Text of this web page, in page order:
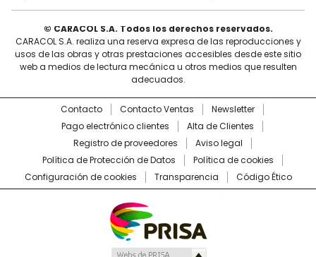
© CARACOL S.A. Todos los derechos reservados.
CARACOL S.A. realiza una reserva expresa de las reproducciones y
usos de las obras y otras prestaciones accesibles desde este sitio
web a medios de lectura mecánica u otros medios que resulten
adecuados.
Contacto Contacto Ventas
Newsletter
Pago electrónico clientes
Alta de Clientes
Registro de proveedores
Aviso legal
Política de Protección de Datos
Política de cookies
Configuración de cookies
Transparencia Código Ético